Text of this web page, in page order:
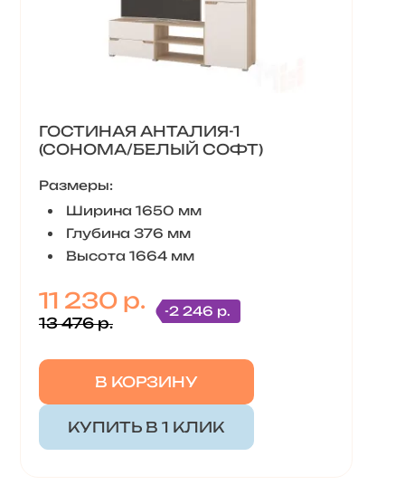
ГОСТИНАЯ АНТАЛИЯ-1
(СОНОМА/БЕЛЫЙ СОФТ)
Размеры:
Ширина 1650 мм
Глубина 376 мм
Высота 1664 мм
11 230 р.
13 476 р.
-2 246 р.
В КОРЗИНУ
КУПИТЬ В 1 КЛИК